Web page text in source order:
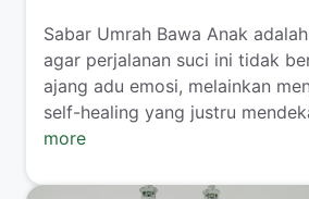
​Sabar Umrah Bawa Anak
agar perjalanan suci ini tidak
ajang adu emosi, melainkan
self-healing yang justru
more